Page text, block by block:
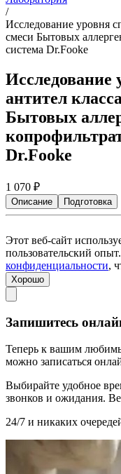
/
Исследование уровня
смеси Бытовых
система Dr.Fooke
Исследование
антител
Бытовых
Dr.Fooke
1 070 ₽
Описание Подготовка
Этот веб-сайт
пользовательский
конфиденциальности,
Хорошо
Запишитесь
Теперь к вашим
можно записаться
Выбирайте удобное
звонков и ожидания.
24/7 и никаких